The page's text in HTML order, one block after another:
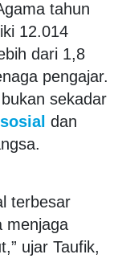
tahun
12.014
dari 1,8
pengajar.
sekadar
dan
terbesar
menjaga
ujar Taufik,